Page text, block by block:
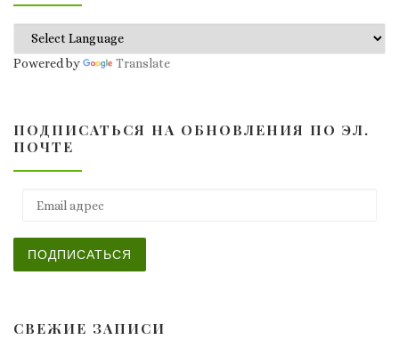
Powered by Translate
ПОДПИСАТЬСЯ НА ОБНОВЛЕНИЯ ПО ЭЛ.
ПОЧТЕ
ПОДПИСАТЬСЯ
СВЕЖИЕ ЗАПИСИ